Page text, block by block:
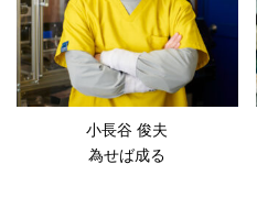
小長谷 俊夫
為せば成る